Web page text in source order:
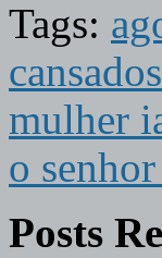
Tags:
mulher
o
Posts